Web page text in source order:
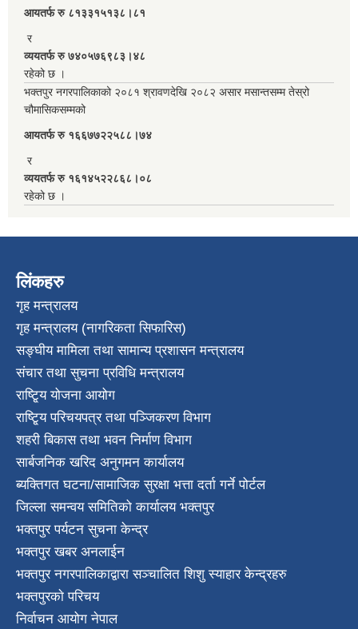
आयतर्फ रु‌ ८१३३१५१३८।८१
र
व्ययतर्फ रु ७४०५७६९८३।४८
रहेको छ ।
भक्तपुर नगरपालिकाको २०८१ श्रावणदेखि २०८२ असार मसान्तसम्म तेस्रो
चौमासिकसम्मको
आयतर्फ रु‌ १६६७७२२५८८।७४
र
व्ययतर्फ रु १६१४५२२८६८।०८
रहेको छ ।
लिंकहरु
गृह मन्त्रालय
गृह मन्त्रालय (नागरिकता सिफारिस)
सङ्घीय मामिला तथा सामान्य प्रशासन मन्त्रालय
संचार तथा सुचना प्रविधि मन्त्रालय
राष्टि्ृय योजना आयोग
राष्टि्ृय परिचयपत्र तथा पञ्जिकरण विभाग
शहरी बिकास तथा भवन निर्माण विभाग
सार्बजनिक खरिद अनुगमन कार्यालय
ब्यक्तिगत घटना/सामाजिक सुरक्षा भत्ता दर्ता गर्ने पोर्टल
जिल्ला समन्वय समितिको कार्यालय भक्तपुर
भक्तपुर पर्यटन सुचना केन्द्र
भक्तपुर खबर अनलाईन
भक्तपुर नगरपालिकाद्वारा सञ्चालित शिशु स्याहार केन्द्रहरु
भक्तपुरकाे परिचय
निर्वाचन आयोग नेपाल